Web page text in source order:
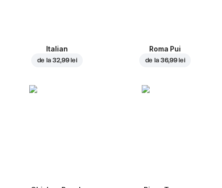
Italian
de la 32,99 lei
Roma Pui
de la 36,99 lei